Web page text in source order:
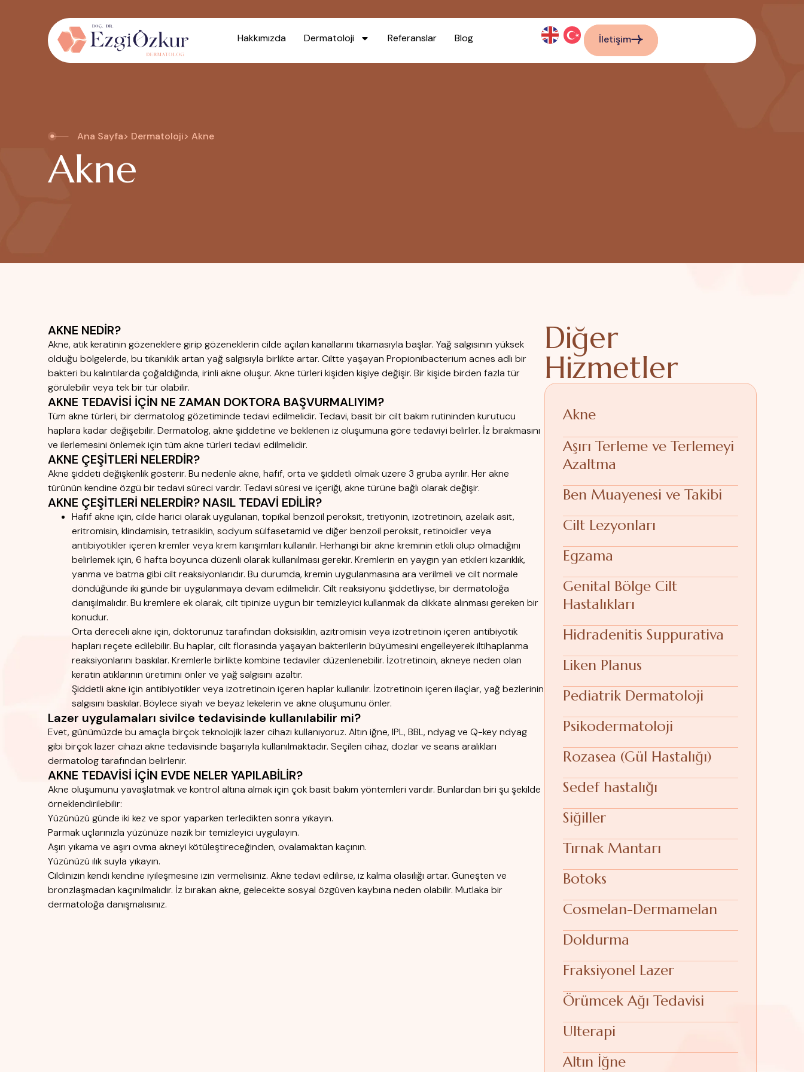
Hakkımızda Dermatoloji Referanslar Blog İletişim
Ana Sayfa> Dermatoloji> Akne
Akne
AKNE NEDİR?
Akne, atık keratinin gözeneklere girip gözeneklerin cilde açılan kanallarını tıkamasıyla başlar. Yağ salgısının yüksek
olduğu bölgelerde, bu tıkanıklık artan yağ salgısıyla birlikte artar. Ciltte yaşayan Propionibacterium acnes adlı bir
bakteri bu kalıntılarda çoğaldığında, irinli akne oluşur. Akne türleri kişiden kişiye değişir. Bir kişide birden fazla tür
görülebilir veya tek bir tür olabilir.
AKNE TEDAVİSİ İÇİN NE ZAMAN DOKTORA BAŞVURMALIYIM?
Tüm akne türleri, bir dermatolog gözetiminde tedavi edilmelidir. Tedavi, basit bir cilt bakım rutininden kurutucu
haplara kadar değişebilir. Dermatolog, akne şiddetine ve beklenen iz oluşumuna göre tedaviyi belirler. İz bırakmasını
ve ilerlemesini önlemek için tüm akne türleri tedavi edilmelidir.
AKNE ÇEŞİTLERİ NELERDİR?
Akne şiddeti değişkenlik gösterir. Bu nedenle akne, hafif, orta ve şiddetli olmak üzere 3 gruba ayrılır. Her akne
türünün kendine özgü bir tedavi süreci vardır. Tedavi süresi ve içeriği, akne türüne bağlı olarak değişir.
AKNE ÇEŞİTLERİ NELERDİR? NASIL TEDAVİ EDİLİR?
Hafif akne için, cilde harici olarak uygulanan, topikal benzoil peroksit, tretiyonin, izotretinoin, azelaik asit,
eritromisin, klindamisin, tetrasiklin, sodyum sülfasetamid ve diğer benzoil peroksit, retinoidler veya
antibiyotikler içeren kremler veya krem ​​karışımları kullanılır. Herhangi bir akne kreminin etkili olup olmadığını
belirlemek için, 6 hafta boyunca düzenli olarak kullanılması gerekir. Kremlerin en yaygın yan etkileri kızarıklık,
yanma ve batma gibi cilt reaksiyonlarıdır. Bu durumda, kremin uygulanmasına ara verilmeli ve cilt normale
döndüğünde iki günde bir uygulanmaya devam edilmelidir. Cilt reaksiyonu şiddetliyse, bir dermatoloğa
danışılmalıdır. Bu kremlere ek olarak, cilt tipinize uygun bir temizleyici kullanmak da dikkate alınması gereken bir
konudur.
Orta dereceli akne için, doktorunuz tarafından doksisiklin, azitromisin veya izotretinoin içeren antibiyotik
hapları reçete edilebilir. Bu haplar, cilt florasında yaşayan bakterilerin büyümesini engelleyerek iltihaplanma
reaksiyonlarını baskılar. Kremlerle birlikte kombine tedaviler düzenlenebilir. İzotretinoin, akneye neden olan
keratin atıklarının üretimini önler ve yağ salgısını azaltır.
Şiddetli akne için antibiyotikler veya izotretinoin içeren haplar kullanılır. İzotretinoin içeren ilaçlar, yağ bezlerinin
salgısını baskılar. Böylece siyah ve beyaz lekelerin ve akne oluşumunu önler.
Lazer uygulamaları sivilce tedavisinde kullanılabilir mi?
Evet, günümüzde bu amaçla birçok teknolojik lazer cihazı kullanıyoruz. Altın iğne, IPL, BBL, ndyag ve Q-key ndyag
gibi birçok lazer cihazı akne tedavisinde başarıyla kullanılmaktadır. Seçilen cihaz, dozlar ve seans aralıkları
dermatolog tarafından belirlenir.
AKNE TEDAVİSİ İÇİN EVDE NELER YAPILABİLİR?
Akne oluşumunu yavaşlatmak ve kontrol altına almak için çok basit bakım yöntemleri vardır. Bunlardan biri şu şekilde
örneklendirilebilir:
Yüzünüzü günde iki kez ve spor yaparken terledikten sonra yıkayın.
Parmak uçlarınızla yüzünüze nazik bir temizleyici uygulayın.
Aşırı yıkama ve aşırı ovma akneyi kötüleştireceğinden, ovalamaktan kaçının.
Yüzünüzü ılık suyla yıkayın.
Cildinizin kendi kendine iyileşmesine izin vermelisiniz. Akne tedavi edilirse, iz kalma olasılığı artar. Güneşten ve
bronzlaşmadan kaçınılmalıdır. İz bırakan akne, gelecekte sosyal özgüven kaybına neden olabilir. Mutlaka bir
dermatoloğa danışmalısınız.
Diğer
Hizmetler
Akne
Aşırı Terleme ve Terlemeyi
Azaltma
Ben Muayenesi ve Takibi
Cilt Lezyonları
Egzama
Genital Bölge Cilt
Hastalıkları
Hidradenitis Suppurativa
Liken Planus
Pediatrik Dermatoloji
Psikodermatoloji
Rozasea (Gül Hastalığı)
Sedef hastalığı
Siğiller
Tırnak Mantarı
Botoks
Cosmelan-Dermamelan
Doldurma
Fraksiyonel Lazer
Örümcek Ağı Tedavisi
Ulterapi
Altın İğne